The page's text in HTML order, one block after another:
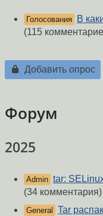
Голосования
В
(115
Добавить опрос
Форум
2025
Admin tar:
(34 комментария)
General
Tar